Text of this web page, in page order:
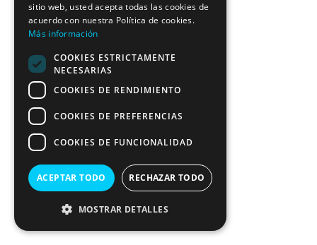
sitio web, usted acepta todas las cookies de
acuerdo con nuestra Política de cookies.
Más información
COOKIES ESTRICTAMENTE
NECESARIAS
COOKIES DE RENDIMIENTO
COOKIES DE PREFERENCIAS
COOKIES DE FUNCIONALIDAD
ACEPTAR TODO RECHAZAR TODO
MOSTRAR DETALLES